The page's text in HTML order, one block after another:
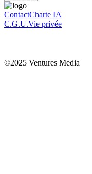
ContactCharte IA
C.G.U.Vie privée
©2025 Ventures Media